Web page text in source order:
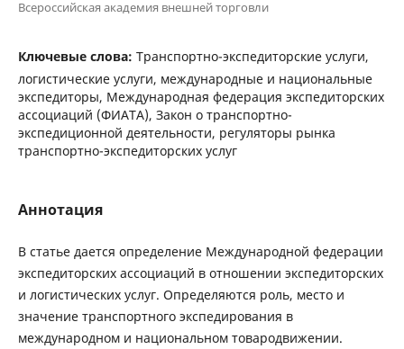
Всероссийская академия внешней торговли
Ключевые слова: Транспортно-экспедиторские услуги,
логистические услуги, международные и национальные
экспедиторы, Международная федерация экспедиторских
ассоциаций (ФИАТА), Закон о транспортно-
экспедиционной деятельности, регуляторы рынка
транспортно-экспедиторских услуг
Аннотация
В статье дается определение Международной федерации
экспедиторских ассоциаций в отношении экспедиторских
и логистических услуг. Определяются роль, место и
значение транспортного экспедирования в
международном и национальном товародвижении.